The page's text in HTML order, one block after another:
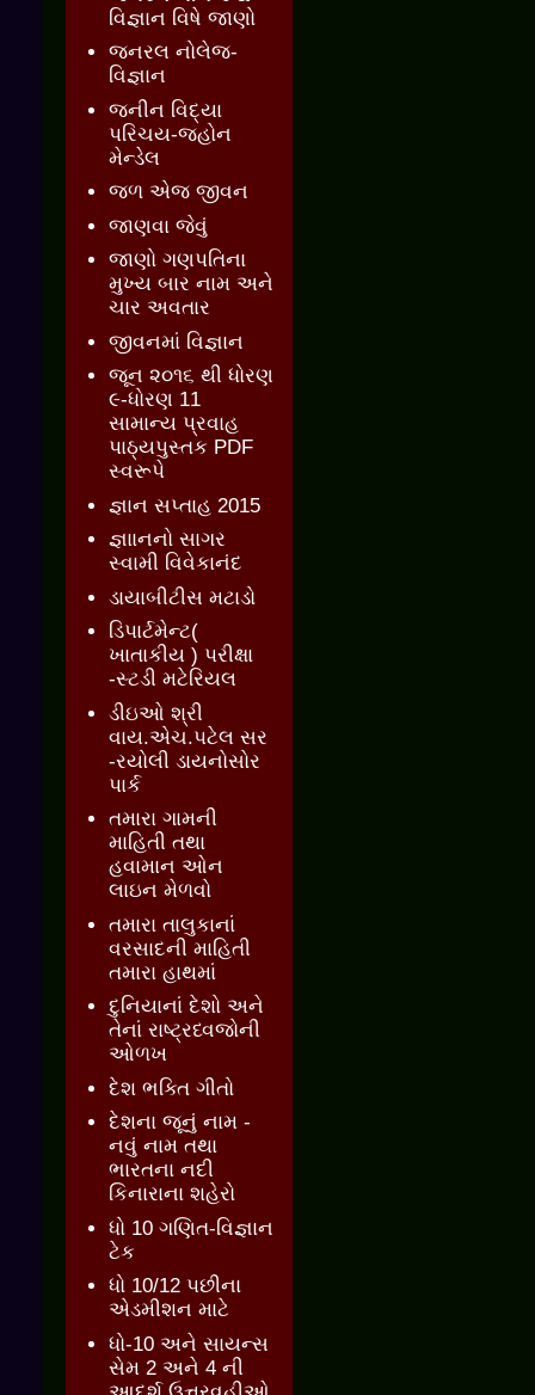
વિજ્ઞાન વિષે જાણો
જનરલ નોલેજ-
વિજ્ઞાન
જનીન વિદ્યા
પરિચય-જ્હોન
મેન્ડેલ
જળ એજ જીવન
જાણવા જેવું
જાણો ગણપતિના
મુખ્ય બાર નામ અને
ચાર અવતાર
જીવનમાં વિજ્ઞાન
જૂન ૨૦૧૬ થી ધોરણ
૯-ધોરણ 11
સામાન્ય પ્રવાહ
પાઠ્યપુસ્તક PDF
સ્વરૂપે
જ્ઞાન સપ્તાહ 2015
જ્ઞાાનનો સાગર
સ્વામી વિવેકાનંદ
ડાયાબીટીસ મટાડો
ડિપાર્ટમેન્ટ(
ખાતાકીય ) પરીક્ષા
-સ્ટડી મટેરિયલ
ડીઇઓ શ્રી
વાય.એચ.પટેલ સર
-રયોલી ડાયનોસોર
પાર્ક
તમારા ગામની
માહિતી તથા
હવામાન ઓન
લાઇન મેળવો
તમારા તાલુકાનાં
વરસાદની માહિતી
તમારા હાથમાં
દુનિયાનાં દેશો અને
તેનાં રાષ્ટ્રધ્વજોની
ઓળખ
દેશ ભક્તિ ગીતો
દેશના જૂનું નામ -
નવું નામ તથા
ભારતના નદી
કિનારાના શહેરો
ધો 10 ગણિત-વિજ્ઞાન
ટેક
ધો 10/12 પછીના
એડમીશન માટે
ધો-10 અને સાયન્સ
સેમ 2 અને 4 ની